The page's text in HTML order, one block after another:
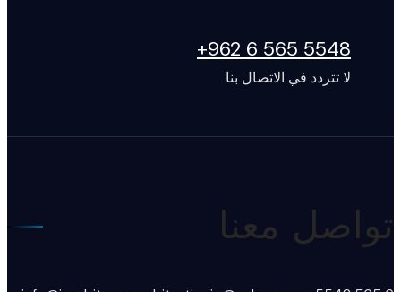
5548 565 6 962+
لا تتردد في الاتصال بنا
تواصل معنا